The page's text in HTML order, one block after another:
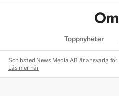
Toppnyheter
Schibsted News Media AB är ansvarig
Läs mer här